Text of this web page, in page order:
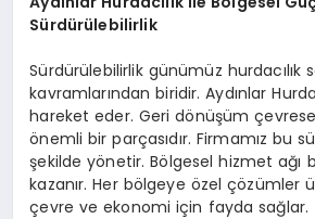
Sürdürülebilirlik
Sürdürülebilirlik günümüz
kavramlarından biridir. Aydınlar
hareket eder. Geri dönüşüm
önemli bir parçasıdır. Firmamız bu
şekilde yönetir. Bölgesel hizmet ağı
kazanır. Her bölgeye özel çözümler
çevre ve ekonomi için fayda sağlar.